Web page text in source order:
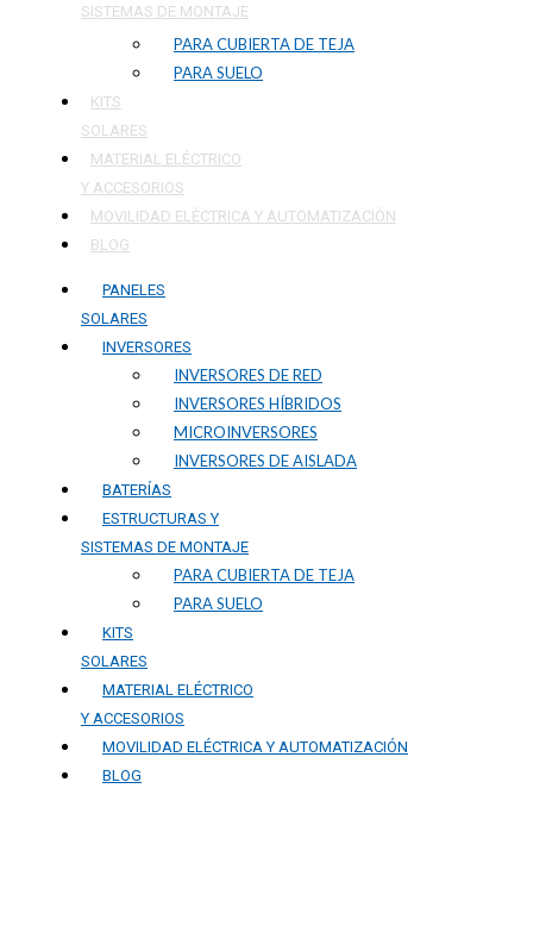
SISTEMAS DE MONTAJE
PARA CUBIERTA DE TEJA
PARA SUELO
KITS
SOLARES
MATERIAL ELÉCTRICO
Y ACCESORIOS
MOVILIDAD ELÉCTRICA Y AUTOMATIZACIÓN
BLOG
PANELES
SOLARES
INVERSORES
INVERSORES DE RED
INVERSORES HÍBRIDOS
MICROINVERSORES
INVERSORES DE AISLADA
BATERÍAS
ESTRUCTURAS Y
SISTEMAS DE MONTAJE
PARA CUBIERTA DE TEJA
PARA SUELO
KITS
SOLARES
MATERIAL ELÉCTRICO
Y ACCESORIOS
MOVILIDAD ELÉCTRICA Y AUTOMATIZACIÓN
BLOG